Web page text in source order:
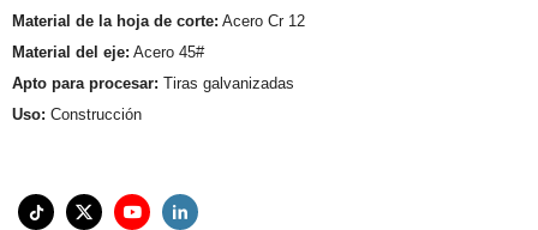
Material de la hoja de corte: Acero Cr 12
Material del eje: Acero 45#
Apto para procesar: Tiras galvanizadas
Uso: Construcción